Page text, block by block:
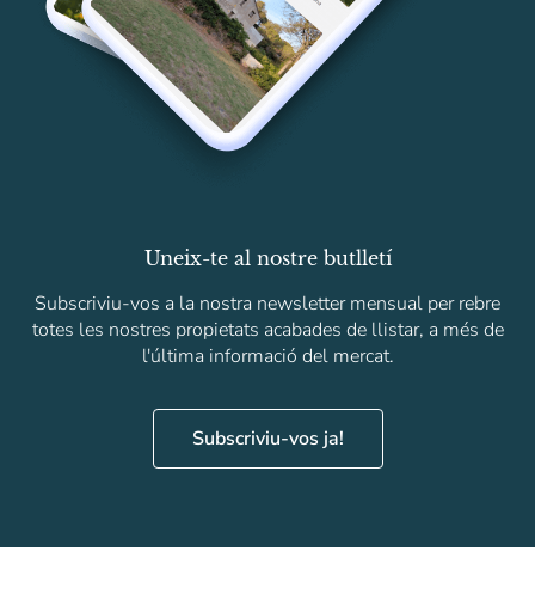
Uneix-te al nostre butlletí
Subscriviu-vos a la nostra newsletter mensual per rebre
totes les nostres propietats acabades de llistar, a més de
l'última informació del mercat.
Subscriviu-vos ja!